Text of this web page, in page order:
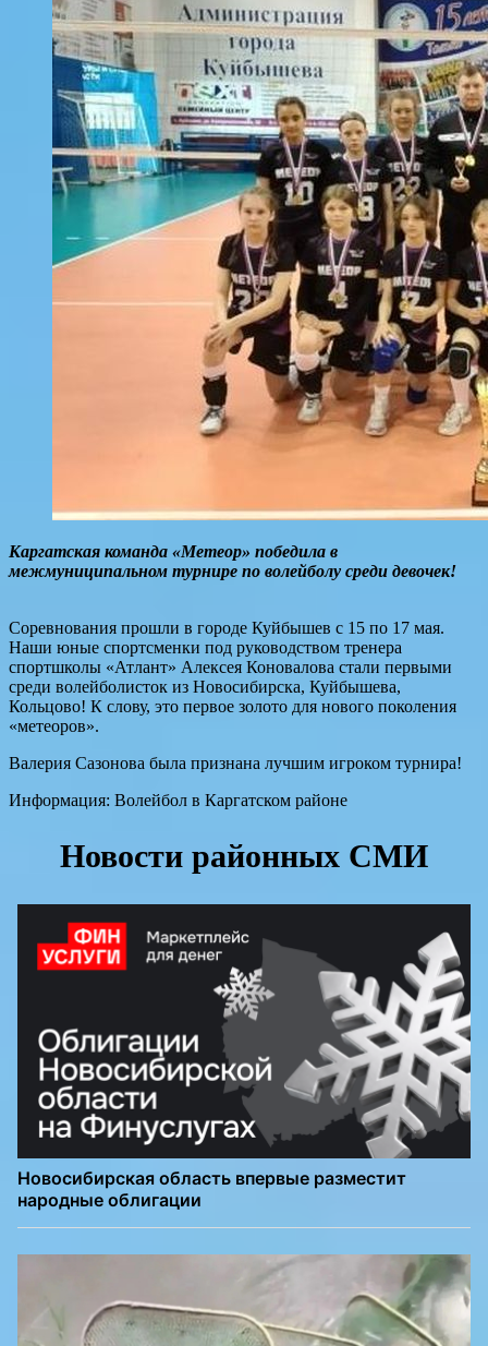
Каргатская команда «Метеор» победила в
межмуниципальном турнире по волейболу среди девочек!
Соревнования прошли в городе Куйбышев с 15 по 17 мая.
Наши юные спортсменки под руководством тренера
спортшколы «Атлант» Алексея Коновалова стали первыми
среди волейболисток из Новосибирска, Куйбышева,
Кольцово! К слову, это первое золото для нового поколения
«метеоров».
Валерия Сазонова была признана лучшим игроком турнира!
Информация: Волейбол в Каргатском районе